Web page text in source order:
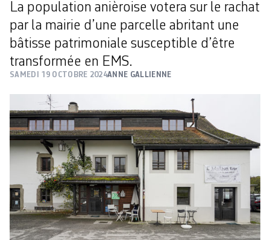
La population anièroise votera sur le rachat
par la mairie d’une parcelle abritant une
bâtisse patrimoniale susceptible d’être
transformée en EMS.
SAMEDI 19 OCTOBRE 2024ANNE GALLIENNE